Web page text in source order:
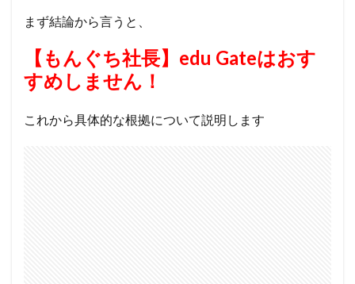
まず結論から言うと、
【もんぐち社長】edu Gateはおす
すめしません！
これから具体的な根拠について説明します